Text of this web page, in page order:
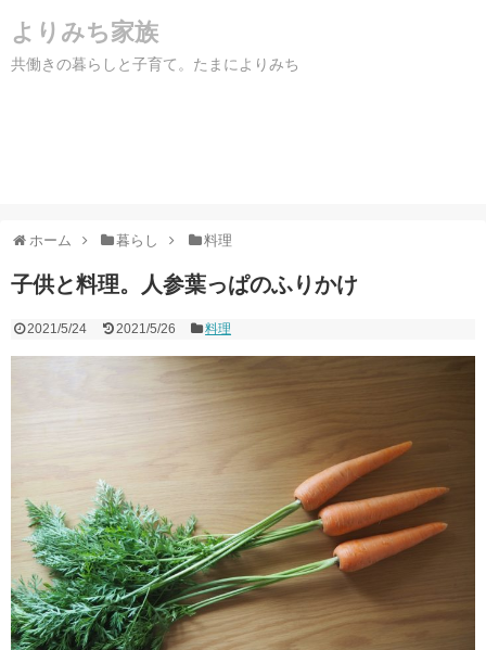
よりみち家族
共働きの暮らしと子育て。たまによりみち
ホーム 暮らし 料理
子供と料理。人参葉っぱのふりかけ
2021/5/24 2021/5/26 料理